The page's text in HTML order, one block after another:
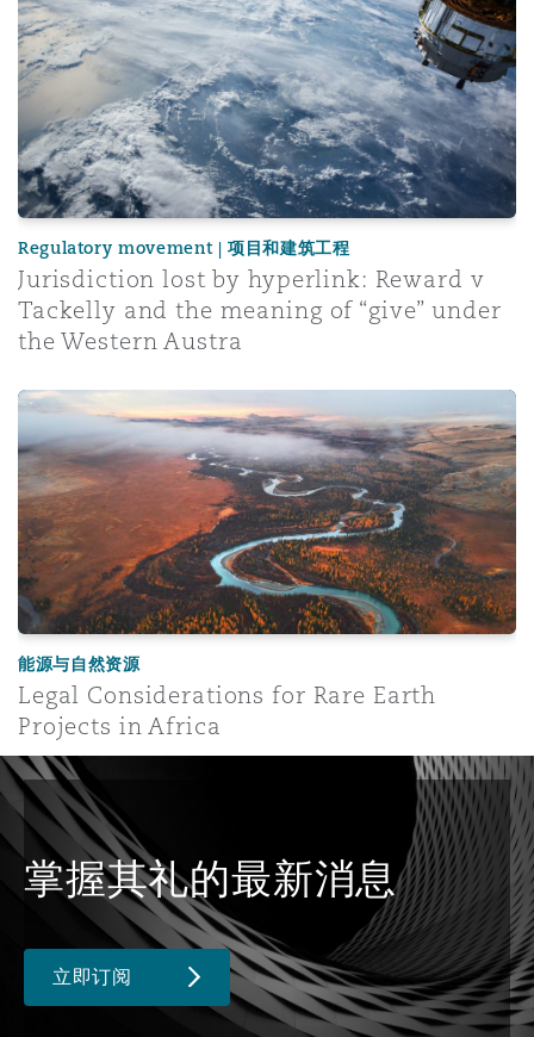
Regulatory movement | 项目和建筑工程
Jurisdiction lost by hyperlink: Reward v
Tackelly and the meaning of “give” under
the Western Austra
Legal Considerations for Rare Earth Projects in Africa
能源与自然资源
Legal Considerations for Rare Earth
Projects in Africa
掌握其礼的最新消息
立即订阅